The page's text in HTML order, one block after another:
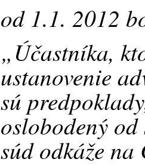
od 1.1. 2012
„Účastníka,
ustanovenie
sú
oslobodený
súd odkáže